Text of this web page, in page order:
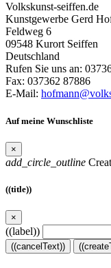
Volkskunst-seiffen.de
Kunstgewerbe Gerd
Feldweg 6
09548 Kurort Seiffen
Deutschland
Rufen Sie uns an:
Fax: 037362 87886
E-Mail:
Auf meine Wunschliste
×
add_circle_outline
((title))
×
((label))
((cancelText))